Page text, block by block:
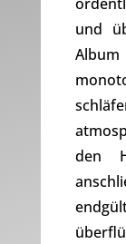
und
den